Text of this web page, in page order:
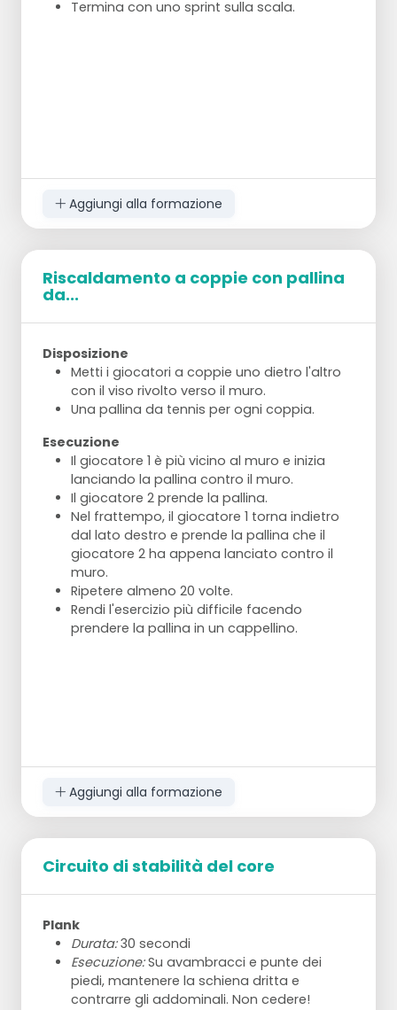
Termina con uno sprint sulla scala.
Aggiungi alla formazione
Riscaldamento a coppie con pallina
da...
Disposizione
Metti i giocatori a coppie uno dietro l'altro
con il viso rivolto verso il muro.
Una pallina da tennis per ogni coppia.
Esecuzione
Il giocatore 1 è più vicino al muro e inizia
lanciando la pallina contro il muro.
Il giocatore 2 prende la pallina.
Nel frattempo, il giocatore 1 torna indietro
dal lato destro e prende la pallina che il
giocatore 2 ha appena lanciato contro il
muro.
Ripetere almeno 20 volte.
Rendi l'esercizio più difficile facendo
prendere la pallina in un cappellino.
Aggiungi alla formazione
Circuito di stabilità del core
Plank
Durata:30 secondi
Esecuzione:Su avambracci e punte dei
piedi, mantenere la schiena dritta e
contrarre gli addominali. Non cedere!